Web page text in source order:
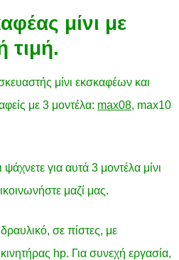
μίνι με
τιμή.
μίνι εκσκαφέων και
με 3 μοντέλα: max08, max10
για αυτά 3 μοντέλα μίνι
μαζί μας.
σε πίστες, με
hp. Για συνεχή εργασία,